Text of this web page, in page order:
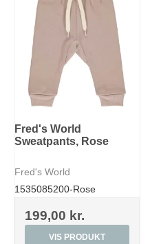
Fred's World
Sweatpants, Rose
Fred's World
1535085200-Rose
199,00 kr.
VIS PRODUKT